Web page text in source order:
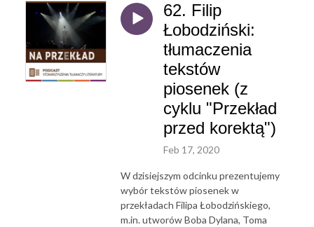
62. Filip
Łobodziński:
tłumaczenia
tekstów
piosenek (z
cyklu "Przekład
przed korektą")
Feb 17, 2020
W dzisiejszym odcinku prezentujemy
wybór tekstów piosenek w
przekładach Filipa Łobodzińskiego,
m.in. utworów Boba Dylana, Toma